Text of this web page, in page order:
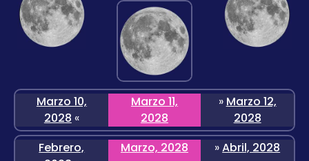
Marzo 10,
2028 «
Marzo 11,
2028
» Marzo 12,
2028
Febrero,
Marzo, 2028 »Abril, 2028